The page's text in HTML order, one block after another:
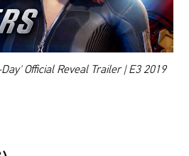
Official Reveal Trailer | E3 2019
DODAJ TEN FILM DO PLAYLISTY